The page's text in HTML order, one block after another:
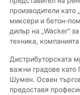
производители като
миксери и бетон-
дилър на „Wacker“
техника,
Дистрибуторската
важни градове
Шумен. Освен
предоставя